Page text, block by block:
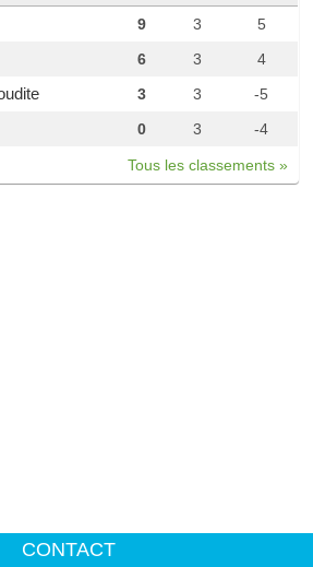
9 3
5
6 3
4
3 3
-5
0 3 -4
Tous les classements »
CONTACT